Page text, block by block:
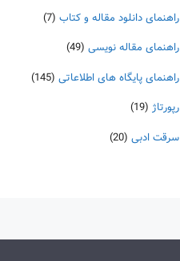
راهنمای دانلود مقاله و کتاب (7)
راهنمای مقاله نویسی (49)
راهنمای پایگاه های اطلاعاتی (145)
رپورتاژ (19)
سرقت ادبی (20)